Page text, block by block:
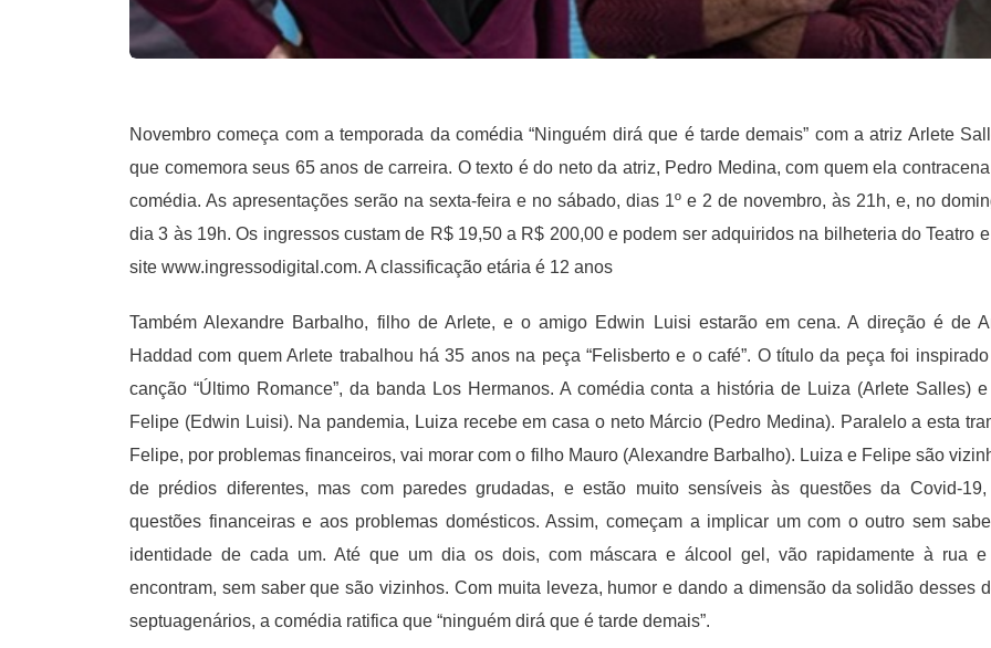
Novembro começa com a temporada da comédia “Ninguém dirá que é tarde demais” com a atriz Arlete
que comemora seus 65 anos de carreira. O texto é do neto da atriz, Pedro Medina, com quem ela
comédia. As apresentações serão na sexta-feira e no sábado, dias 1º e 2 de novembro, às 21h, e, no
dia 3 às 19h. Os ingressos custam de R$ 19,50 a R$ 200,00 e podem ser adquiridos na bilheteria do Teatro
site www.ingressodigital.com. A classificação etária é 12 anos
Também Alexandre Barbalho, filho de Arlete, e o amigo Edwin Luisi estarão em cena. A direção é de
Haddad com quem Arlete trabalhou há 35 anos na peça “Felisberto e o café”. O título da peça foi
canção “Último Romance”, da banda Los Hermanos. A comédia conta a história de Luiza (Arlete Salles)
Felipe (Edwin Luisi). Na pandemia, Luiza recebe em casa o neto Márcio (Pedro Medina). Paralelo a esta
Felipe, por problemas financeiros, vai morar com o filho Mauro (Alexandre Barbalho). Luiza e Felipe são
de prédios diferentes, mas com paredes grudadas, e estão muito sensíveis às questões da Covid-
questões financeiras e aos problemas domésticos. Assim, começam a implicar um com o outro sem
identidade de cada um. Até que um dia os dois, com máscara e álcool gel, vão rapidamente à rua
encontram, sem saber que são vizinhos. Com muita leveza, humor e dando a dimensão da solidão desses
septuagenários, a comédia ratifica que “ninguém dirá que é tarde demais”.